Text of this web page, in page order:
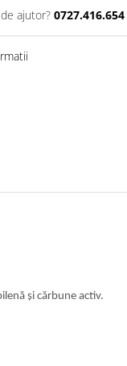
ajutor? 0727.416.654
și cărbune activ.